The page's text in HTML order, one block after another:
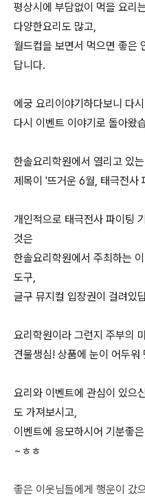
평상시에 부담없이 먹을 요리
다양한요리도 많고,
월드컵을 보면서 먹으면 좋은
답니다.
에궁 요리이야기하다보니 다
다시 이벤트 이야기로 돌아왔
한솔요리학원에서 열리고 있
제목이 '뜨거운 6월, 태극전사
개인적으로 태극전사 파이팅
것은
한솔요리학원에서 주최하는
도구,
글구 뮤지컬 입장권이 걸려있
요리학원이라 그런지 주부의
견물생심! 상품에 눈이 어두워
요리와 이벤트에 관심이 있으
도 가져보시고,
이벤트에 응모하시어 기분좋
~ㅎㅎ
좋은 이웃님들에게 행운이 갔